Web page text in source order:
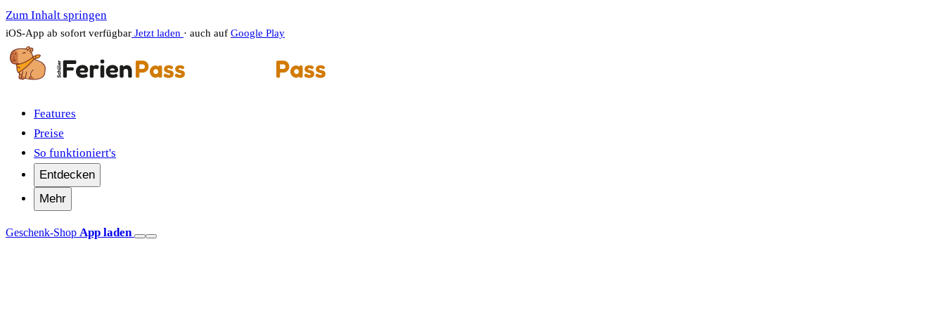
Zum Inhalt springen
iOS-App ab sofort verfügbar Jetzt laden · auch auf Google Play
Features
Preise
So funktioniert's
Entdecken
Mehr
Geschenk-Shop App laden